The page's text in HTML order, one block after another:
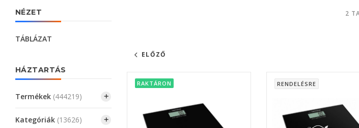
NÉZET
TÁBLÁZAT
HÁZTARTÁS
Termékek (444219)
Kategóriák (13626)
2
ELŐZŐ
RAKTÁRON RENDELÉSRE